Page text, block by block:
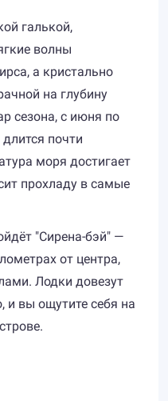
галькой,
волны
а кристально
на глубину
сезона, с июня по
почти
моря достигает
прохладу в самые
"Сирена-бэй" —
от центра,
Лодки довезут
и вы ощутите себя на